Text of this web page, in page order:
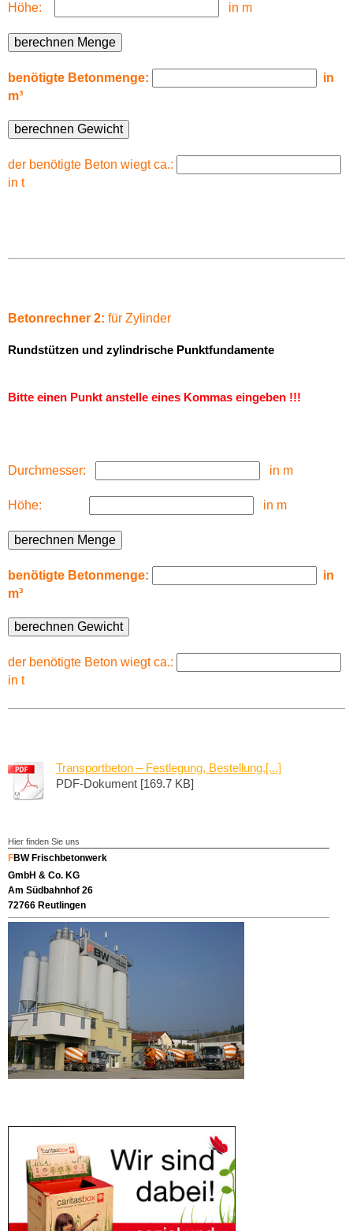
Höhe: in m
benötigte Betonmenge:
in
m³
der benötigte Beton wiegt ca.:
in t
Betonrechner 2: für Zylinder
Rundstützen und zylindrische Punktfundamente
Bitte einen Punkt anstelle eines Kommas eingeben !!!
Durchmesser: in m
Höhe: in m
benötigte Betonmenge:
in
m³
der benötigte Beton wiegt ca.:
in t
Transportbeton – Festlegung, Bestellung,[...]
PDF-Dokument [169.7 KB]
Hier finden Sie uns
FBW Frischbetonwerk
GmbH & Co. KG
Am Südbahnhof 26
72766 Reutlingen